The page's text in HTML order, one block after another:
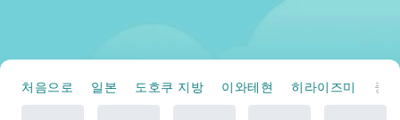
처음으로 일본 도호쿠 지방 이와테현 히라이즈미